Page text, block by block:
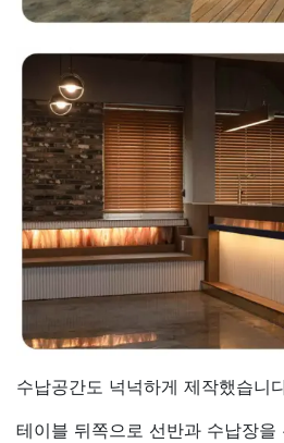
수납공간도 넉넉하게 제작했습니
테이블 뒤쪽으로 선반과 수납장